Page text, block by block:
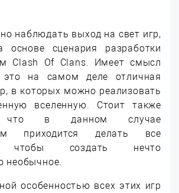
наблюдать выход на свет игр,
основе сценария разработки
Clash Of Clans. Имеет смысл
это на самом деле отличная
в которых можно реализовать
вселенную. Стоит также
что в данном случае
приходится делать все
чтобы создать нечто
необычное.
особенностью всех этих игр